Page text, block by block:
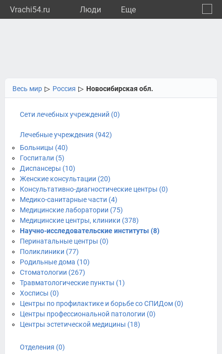
Vrachi54.ru Люди Eще
Весь мир ▷ Россия ▷ Новосибирская обл.
Сети лечебных учреждений (0)
Лечебные учреждения (942)
Больницы (40)
Госпитали (5)
Диспансеры (10)
Женские консультации (20)
Консультативно-диагностические центры (0)
Медико-санитарные части (4)
Медицинские лаборатории (75)
Медицинские центры, клиники (378)
Научно-исследовательские институты (8)
Перинатальные центры (0)
Поликлиники (77)
Родильные дома (10)
Стоматологии (267)
Травматологические пункты (1)
Хосписы (0)
Центры по профилактике и борьбе со СПИДом (0)
Центры профессиональной патологии (0)
Центры эстетической медицины (18)
Отделения (0)